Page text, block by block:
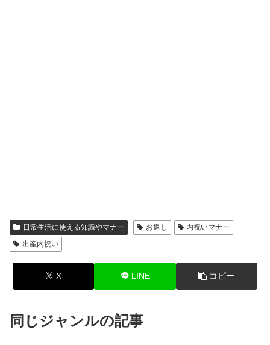
日常生活に使える知識やマナー お返し
内祝いマナー
出産内祝い
X LINE コピー
同じジャンルの記事